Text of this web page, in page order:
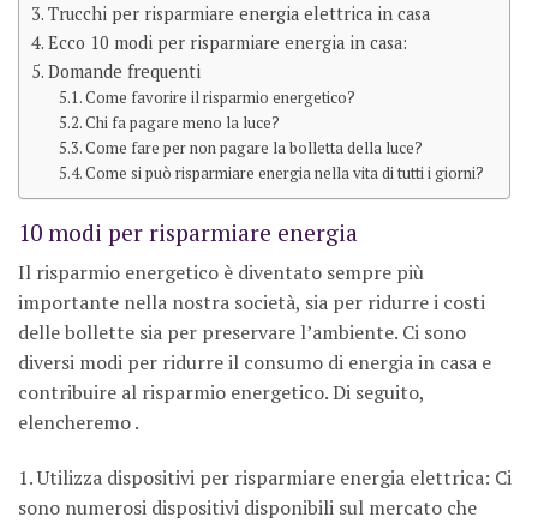
Trucchi per risparmiare energia elettrica in casa
Ecco 10 modi per risparmiare energia in casa:
Domande frequenti
Come favorire il risparmio energetico?
Chi fa pagare meno la luce?
Come fare per non pagare la bolletta della luce?
Come si può risparmiare energia nella vita di tutti i giorni?
10 modi per risparmiare energia
Il risparmio energetico è diventato sempre più
importante nella nostra società, sia per ridurre i costi
delle bollette sia per preservare l’ambiente. Ci sono
diversi modi per ridurre il consumo di energia in casa e
contribuire al risparmio energetico. Di seguito,
elencheremo .
1. Utilizza dispositivi per risparmiare energia elettrica: Ci
sono numerosi dispositivi disponibili sul mercato che